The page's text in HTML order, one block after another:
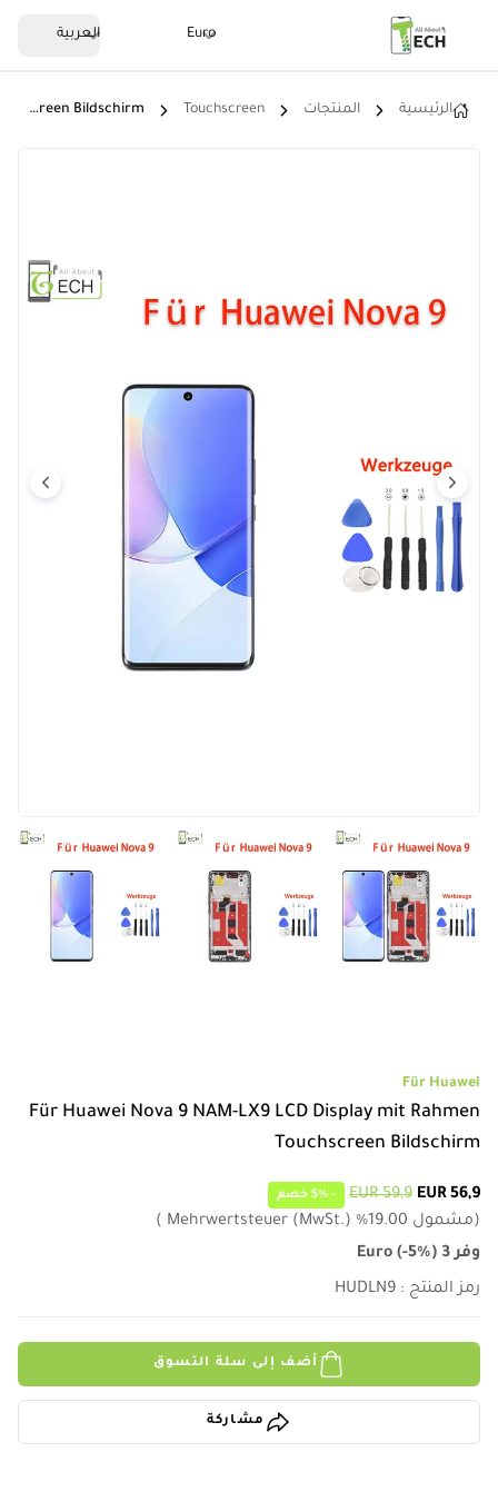
Euro العربية
الرئيسية المنتجات Touchscreen
Für Huawei Nova 9 NAM-LX9 LCD Display Mit Rahmen Touchscreen Bildschirm
Für Huawei
Für Huawei Nova 9 NAM-LX9 LCD Display mit Rahmen
Touchscreen Bildschirm
56,9 EUR
59,9 EUR
-
5% خصم
(مشمول 19.00
%
Mehrwertsteuer (MwSt.)
)
وفر 3
Euro (-5%)
رمز المنتج :
HUDLN9
أضف إلى سلة التسوق
مشاركة